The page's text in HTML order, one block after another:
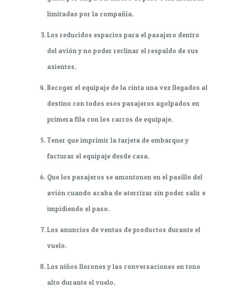
limitadas por la compañía.
Los reducidos espacios para el pasajero dentro
del avión y no poder reclinar el respaldo de sus
asientos.
Recoger el equipaje de la cinta una vez llegados al
destino con todos esos pasajeros agolpados en
primera fila con los carros de equipaje.
Tener que imprimir la tarjeta de embarque y
facturar el equipaje desde casa.
Que los pasajeros se amontonen en el pasillo del
avión cuando acaba de aterrizar sin poder salir e
impidiendo el paso.
Los anuncios de ventas de productos durante el
vuelo.
Los niños llorones y las conversaciones en tono
alto durante el vuelo.